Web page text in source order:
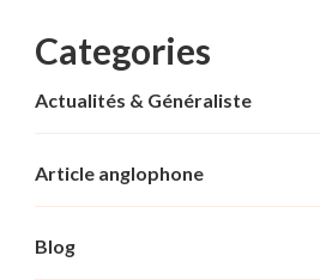
Categories
Actualités & Généraliste
Article anglophone
Blog